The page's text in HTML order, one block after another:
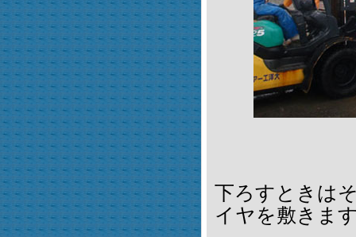
下ろすときは
イヤを敷きま